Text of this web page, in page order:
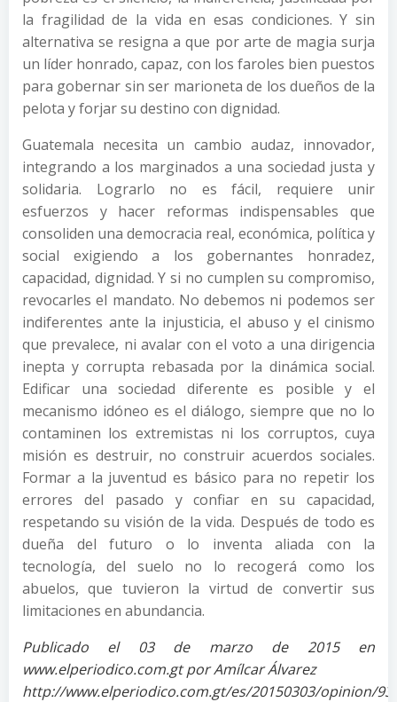
la fragilidad de la vida en esas condiciones. Y sin
alternativa se resigna a que por arte de magia surja
un líder honrado, capaz, con los faroles bien puestos
para gobernar sin ser marioneta de los dueños de la
pelota y forjar su destino con dignidad.
Guatemala necesita un cambio audaz, innovador,
integrando a los marginados a una sociedad justa y
solidaria. Lograrlo no es fácil, requiere unir
esfuerzos y hacer reformas indispensables que
consoliden una democracia real, económica, política y
social exigiendo a los gobernantes honradez,
capacidad, dignidad. Y si no cumplen su compromiso,
revocarles el mandato. No debemos ni podemos ser
indiferentes ante la injusticia, el abuso y el cinismo
que prevalece, ni avalar con el voto a una dirigencia
inepta y corrupta rebasada por la dinámica social.
Edificar una sociedad diferente es posible y el
mecanismo idóneo es el diálogo, siempre que no lo
contaminen los extremistas ni los corruptos, cuya
misión es destruir, no construir acuerdos sociales.
Formar a la juventud es básico para no repetir los
errores del pasado y confiar en su capacidad,
respetando su visión de la vida. Después de todo es
dueña del futuro o lo inventa aliada con la
tecnología, del suelo no lo recogerá como los
abuelos, que tuvieron la virtud de convertir sus
limitaciones en abundancia.
Publicado el 03 de marzo de 2015 en
www.elperiodico.com.gt por Amílcar Álvarez
http://www.elperiodico.com.gt/es/20150303/opinion/